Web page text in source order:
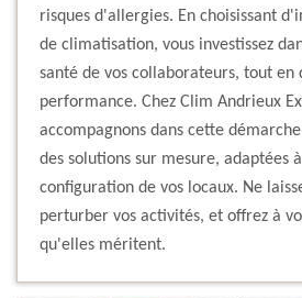
risques d'allergies. En choisissant
de climatisation, vous investissez
santé de vos collaborateurs, tout en
performance. Chez Clim Andrieux
accompagnons dans cette
des solutions sur mesure, adaptées
configuration de vos locaux. Ne
perturber vos activités, et offrez à
qu'elles méritent.